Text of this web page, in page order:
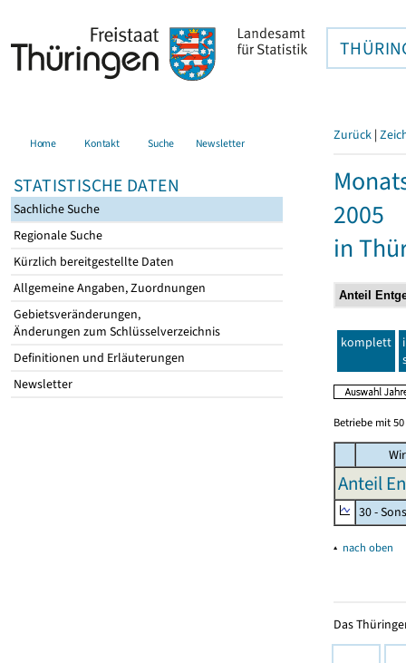
Home Kontakt Suche Newsletter
STATISTISCHE DATEN
Sachliche Suche
Regionale Suche
Kürzlich bereitgestellte Daten
Allgemeine Angaben, Zuordnungen
Gebietsveränderungen,
Änderungen zum Schlüsselverzeichnis
Definitionen und Erläuterungen
Newsletter
Zurück |
2005
in
komplett
Betriebe mit
Anteil
30 -
▴ nach oben
Das